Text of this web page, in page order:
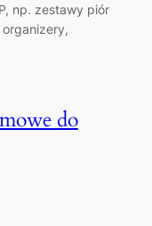
np. zestawy piór
do